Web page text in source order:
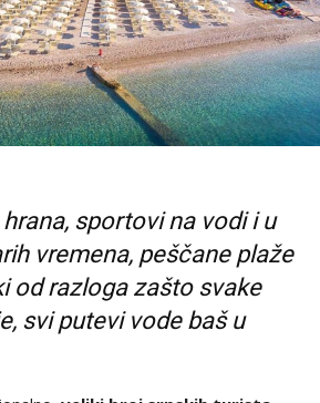
sportovi na vodi i u
vremena, peščane plaže
od razloga zašto svake
svi putevi vode baš u